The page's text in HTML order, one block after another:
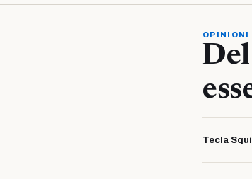
OPINIONI
Tecla